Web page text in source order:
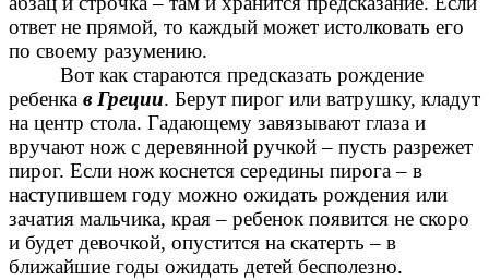
ответ не прямой, то каждый может истолковать его
по своему разумению.
Вот как стараются предсказать рождение
ребенка в Греции. Берут пирог или ватрушку, кладут
на центр стола. Гадающему завязывают глаза и
вручают нож с деревянной ручкой – пусть разрежет
пирог. Если нож коснется середины пирога – в
наступившем году можно ожидать рождения или
зачатия мальчика, края – ребенок появится не скоро
и будет девочкой, опустится на скатерть – в
ближайшие годы ожидать детей бесполезно.